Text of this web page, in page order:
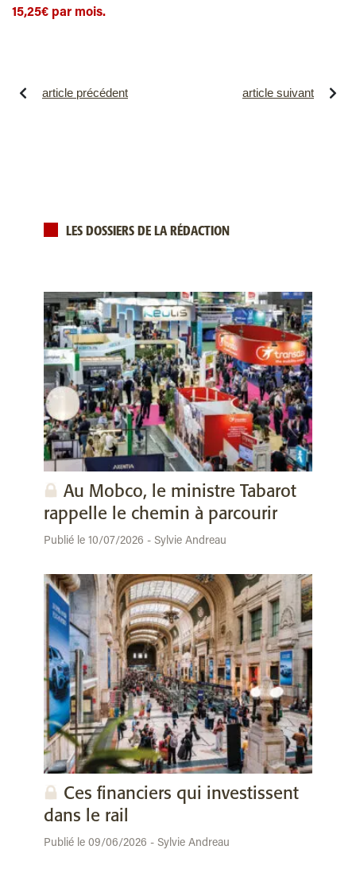
15,25€ par mois.
article précédent article suivant
LES DOSSIERS DE LA RÉDACTION
Au Mobco, le ministre Tabarot
rappelle le chemin à parcourir
Publié le 10/07/2026 - Sylvie Andreau
Ces financiers qui investissent
dans le rail
Publié le 09/06/2026 - Sylvie Andreau